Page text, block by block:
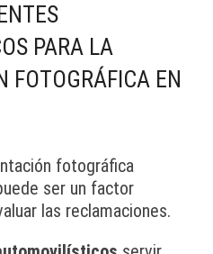
PARA LA
FOTOGRÁFICA EN
fotográfica
ser un factor
las reclamaciones.